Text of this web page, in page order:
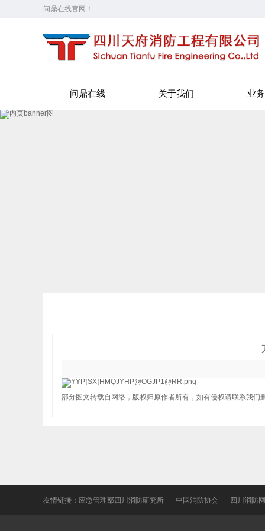
问鼎在线官网！
问鼎在线 关于我们 业
部分图文转载自网络，版权归原作者所有，如有侵权请联系我
友情链接： 应急管理部四川消防研究所 中国消防协会 四川消防网